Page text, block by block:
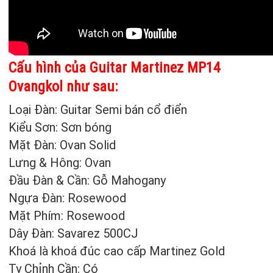
Cấu hình của Guitar Martinez MP14
Ovangkol như sau:
Loại Đàn: Guitar Semi bán cổ điển
Kiểu Sơn: Sơn bóng
Mặt Đàn: Ovan Solid
Lưng & Hông: Ovan
Đầu Đàn & Cần: Gỗ Mahogany
Ngựa Đàn: Rosewood
Mặt Phím: Rosewood
Dây Đàn: Savarez 500CJ
Khoá là khoá đúc cao cấp Martinez Gold
Ty Chỉnh Cần: Có